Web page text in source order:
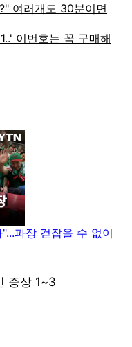
파장 걷잡을 수 없이